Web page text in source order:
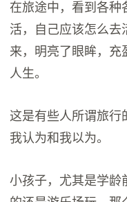
在旅途中，看到各种
活，自己应该怎么去
来，明亮了眼眸，充
人生。
这是有些人所谓旅行
我认为和我以为。
小孩子，尤其是学龄